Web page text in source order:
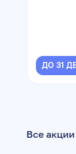
ДО 31
Все акции